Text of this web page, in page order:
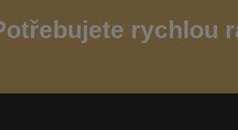
rychlou